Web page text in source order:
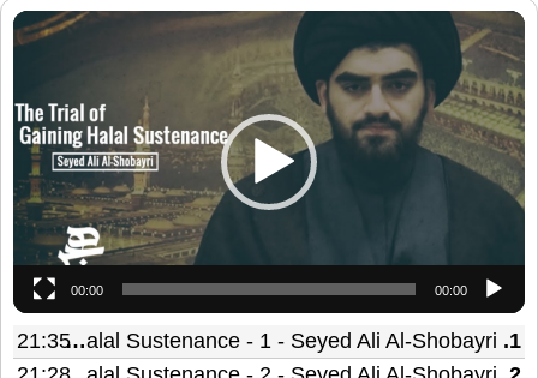
مشغل
الفيديو
00:00
00:00
1.
The Trial of Gaining Halal Sustenance - 1 - Seyed Ali Al-Shobayri
21:35